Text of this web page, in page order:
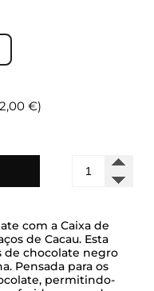
2,00€)
Quantidade
de
Bombons
à
Medida
com a Caixa de
de Cacau. Esta
de chocolate negro
Pensada para os
permitindo-